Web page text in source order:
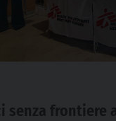
senza frontiere